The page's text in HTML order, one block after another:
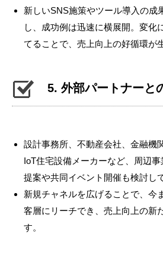
新しいSNS施策やツール導入の成
し、成功例は迅速に横展開。変化
てることで、売上向上の好循環が
5. 外部パートナーと
設計事務所、不動産会社、金融機
IoT住宅設備メーカーなど、周辺
提案や共同イベント開催も検討し
新規チャネルを広げることで、今
客層にリーチでき、売上向上の新
す。